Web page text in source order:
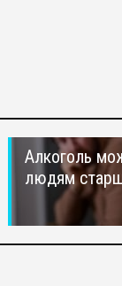
Алкоголь
людям